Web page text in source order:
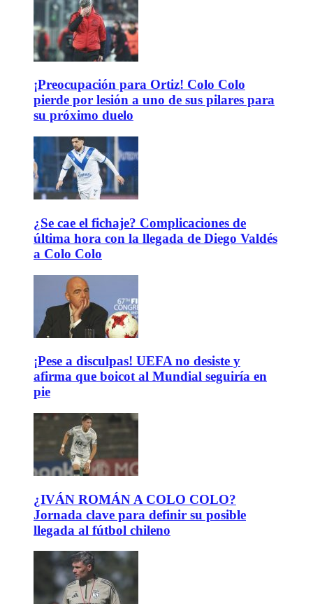
¡Preocupación para Ortiz! Colo Colo
pierde por lesión a uno de sus pilares para
su próximo duelo
¿Se cae el fichaje? Complicaciones de
última hora con la llegada de Diego Valdés
a Colo Colo
¡Pese a disculpas! UEFA no desiste y
afirma que boicot al Mundial seguiría en
pie
¿IVÁN ROMÁN A COLO COLO?
Jornada clave para definir su posible
llegada al fútbol chileno